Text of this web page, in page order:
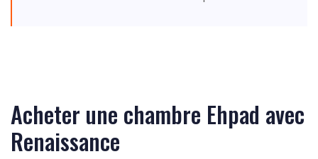
Acheter une chambre Ehpad avec
Renaissance